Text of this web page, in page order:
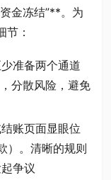
金冻结”**。为
节：
准备两个通道
分散风险，避免
账页面显眼位
）。清晰的规则
争议